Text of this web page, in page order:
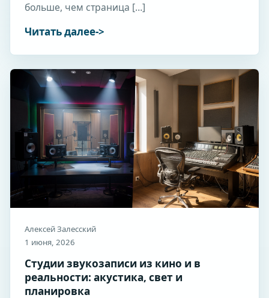
больше, чем страница […]
Читать далее
Алексей Залесский
1 июня, 2026
Студии звукозаписи из кино и в
реальности: акустика, свет и
планировка